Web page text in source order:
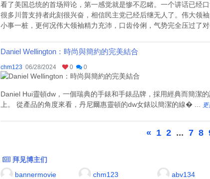
看了美国总统的首场辩论，第一感觉就是惨不忍睹。一个讲话已经
很多川普支持者此刻很兴奋，相信民主党已经后继无人了。伟大领
小事一桩，更何况伟大领袖精力充沛，口齿伶俐，气势完全压过了
Daniel Wellington：時尚與簡約的完美結合
chm123 06/28/2024 0 0
Daniel Hui靈頓dw，一個瑞典的手錶和手錶品牌，採用經典而簡潔
上。 從產品的角度來看，丹尼爾惠靈頓的dw女錶以簡潔的線� ...
« 1 2 ... 7 8
拜见博主们
bannermovie
chm123 abv134